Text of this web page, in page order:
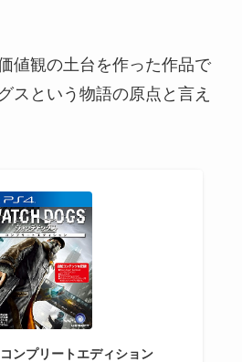
値観の土台を作った作品で
スという物語の原点と言え
ンプリートエディション